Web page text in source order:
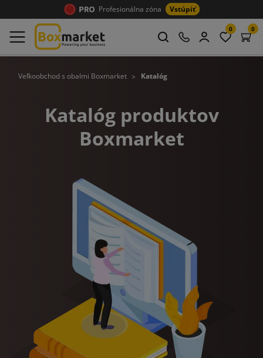
Profesionálna zóna Vstúpiť
0 0
Veľkoobchod s obalmi Boxmarket Katalóg
Katalóg produktov
Boxmarket